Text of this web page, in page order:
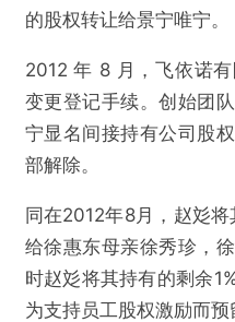
的股权转让给景宁唯宁。
2012 年 8 月，飞依诺
变更登记手续。创始团
宁显名间接持有公司股
部解除。
同在2012年8月，赵彣
给徐惠东母亲徐秀珍，
时赵彣将其持有的剩余
为支持员工股权激励而预